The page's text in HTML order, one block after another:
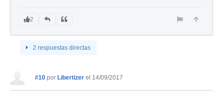
2
2 respuestas directas
#10 por Libertizer el 14/09/2017